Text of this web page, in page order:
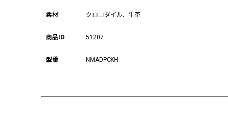
素材 クロコダイル、牛革
商品ID 51207
型番 NMADPCKH